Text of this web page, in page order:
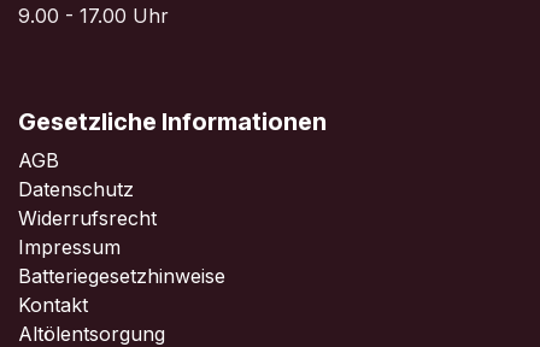
9.00 - 17.00 Uhr
Gesetzliche Informationen
AGB
Datenschutz
Widerrufsrecht
Impressum
Batteriegesetzhinweise
Kontakt
Altölentsorgung